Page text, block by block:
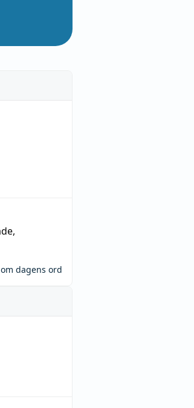
,
dagens ord